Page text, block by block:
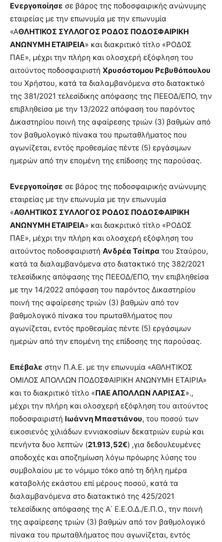
Ενεργοποίησε σε βάρος της ποδοσφαιρικής ανώνυμης
εταιρείας με την επωνυμία με την επωνυμία
«ΑΘΛΗΤΙΚΟΣ ΣΥΛΛΟΓΟΣ ΡΟΔΟΣ ΠΟΔΟΣΦΑΙΡΙΚΗ
ΑΝΩΝΥΜΗ ΕΤΑΙΡΕΙΑ» και διακριτικό τίτλο «ΡΟΔΟΣ
ΠΑΕ», μέχρι την πλήρη και ολοσχερή εξόφληση του
αιτούντος ποδοσφαιριστή Χρυσόστομου Ρεβυθόπουλου
του Χρήστου, κατά τα διαλαμβανόμενα στο διατακτικό
της 381/2021 τελεσίδικης απόφασης της ΠΕΕΟΔ/ΕΠΟ, την
επιβληθείσα με την 13/2022 απόφαση του παρόντος
Δικαστηρίου ποινή της αφαίρεσης τριών (3) βαθμών από
τον βαθμολογικό πίνακα του πρωταθλήματος που
αγωνίζεται, εντός προθεσμίας πέντε (5) εργάσιμων
ημερών από την επομένη της επίδοσης της παρούσας.
Ενεργοποίησε σε βάρος της ποδοσφαιρικής ανώνυμης
εταιρείας με την επωνυμία με την επωνυμία
«ΑΘΛΗΤΙΚΟΣ ΣΥΛΛΟΓΟΣ ΡΟΔΟΣ ΠΟΔΟΣΦΑΙΡΙΚΗ
ΑΝΩΝΥΜΗ ΕΤΑΙΡΕΙΑ» και διακριτικό τίτλο «ΡΟΔΟΣ
ΠΑΕ», μέχρι την πλήρη και ολοσχερή εξόφληση του
αιτούντος ποδοσφαιριστή Ανδρέα Τσίπρα του Σταύρου,
κατά τα διαλαμβανόμενα στο διατακτικό της 382/2021
τελεσίδικης απόφασης της ΠΕΕΟΔ/ΕΠΟ, την επιβληθείσα
με την 14/2022 απόφαση του παρόντος Δικαστηρίου
ποινή της αφαίρεσης τριών (3) βαθμών από τον
βαθμολογικό πίνακα του πρωταθλήματος που
αγωνίζεται, εντός προθεσμίας πέντε (5) εργάσιμων
ημερών από την επομένη της επίδοσης της παρούσας.
Επέβαλε στην Π.Α.Ε. με την επωνυμία «ΑΘΛΗΤΙΚΟΣ
ΟΜΙΛΟΣ ΑΠΟΛΛΩΝ ΠΟΔΟΣΦΑΙΡΙΚΗ ΑΝΩΝΥΜΗ ΕΤΑΙΡΙΑ»
και το διακριτικό τίτλο «ΠΑΕ ΑΠΟΛΛΩΝ ΛΑΡΙΣΑΣ».,
μέχρι την πλήρη και ολοσχερή εξόφληση του αιτούντος
ποδοσφαιριστή Ιωάννη Μπαστιάνου, του ποσού των
εικοσιενός χιλιάδων εννιακοσίων δεκατριών ευρώ και
πενήντα δυο λεπτών (21.913,52€) ,για δεδουλευμένες
αποδοχές και αποζημίωση λόγω πρόωρης λύσης του
συμβολαίου με το νόμιμο τόκο από τη δήλη ημέρα
καταβολής εκάστου επί μέρους ποσού, κατά τα
διαλαμβανόμενα στο διατακτικό της 425/2021
τελεσίδικης απόφασης της Α΄ Ε.Ε.Ο.Δ./Ε.Π.Ο., την ποινή
της αφαίρεσης τριών (3) βαθμών από τον βαθμολογικό
πίνακα του πρωταθλήματος που αγωνίζεται, εντός